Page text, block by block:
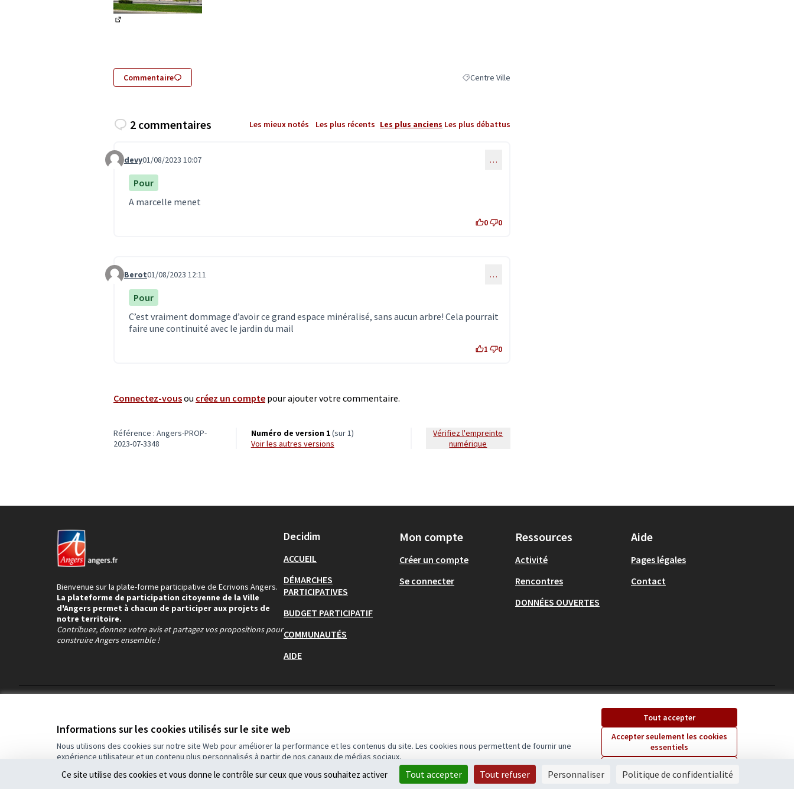
Informations sur les cookies utilisés sur le site web
Nous utilisons des cookies sur notre site Web pour améliorer la performance et les contenus du site. Les cookies nous permettent de fournir une
expérience utilisateur et un contenu plus personnalisés à partir de nos canaux de médias sociaux.
Tout accepter
Accepter seulement les cookies
essentiels
Commentaire Filtrer les résultats pour le secteur : Centre Ville
Centre Ville
2 commentaires Les mieux notés Les plus récents Les plus anciens Les plus débattus
Commentaire 6661
devy01/08/2023 10:07 …
Pour
A marcelle menet
0 0
Commentaire 6663
Berot01/08/2023 12:11 …
Pour
C’est vraiment dommage d’avoir ce grand espace minéralisé, sans aucun arbre! Cela pourrait
faire une continuité avec le jardin du mail
1 0
Connectez-vousou créez un compte pour ajouter votre commentaire.
Référence : Angers-PROP-
2023-07-3348
Numéro de version 1(sur 1)
voir les autres versions
Vérifiez l'empreinte
numérique
Bienvenue sur la plate-forme participative de Ecrivons Angers.
La plateforme de participation citoyenne de la Ville
d'Angers permet à chacun de participer aux projets de
notre territoire.
Contribuez, donnez votre avis et partagez vos propositions pour
construire Angers ensemble !
Decidim
ACCUEIL
DÉMARCHES
PARTICIPATIVES
BUDGET PARTICIPATIF
COMMUNAUTÉS
AIDE
Mon compte
Créer un compte
Se connecter
Ressources
Activité
Rencontres
DONNÉES OUVERTES
Aide
Pages légales
Contact
(Lien externe)(Lien externe)
(Lien externe)
Site réalisé grâce aulogiciel libre Decidim
(Lien externe)
.
Licence Creative
(Lien externe)
Ce site utilise des cookies et vous donne le contrôle sur ceux que vous souhaitez activer Tout accepter Tout refuser Personnaliser Politique de confidentialité